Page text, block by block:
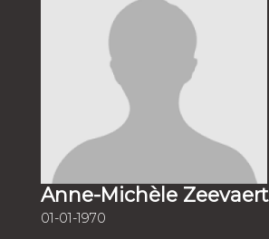
Anne-Michèle Zeevaert
01-01-1970